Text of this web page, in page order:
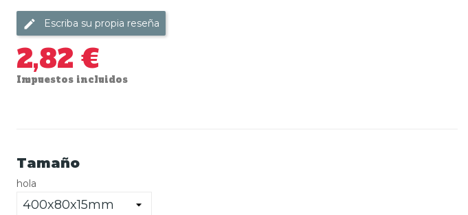
Escriba su propia reseña
2,82 €
Impuestos incluidos
Tamaño
hola